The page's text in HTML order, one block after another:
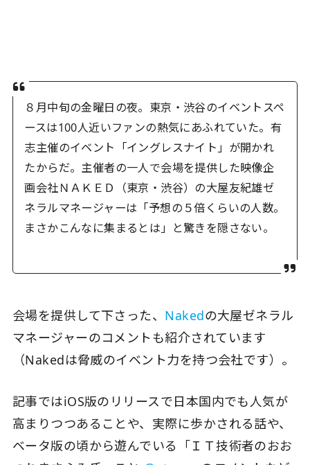
８月中旬の金曜日の夜。東京・渋谷のイベントスペ
ースは100人近いファンの熱気にあふれていた。有
志主催のイベント「イングレスナイト」が開かれ
たからだ。主催者の一人で会場を提供した映像企
画会社ＮＡＫＥＤ（東京・渋谷）の大屋友紀雄ゼ
ネラルマネージャーは「予想の５倍くらいの人数。
まさかこんなに集まるとは」と驚きを隠さない。
会場を提供して下さった、 Nakedの大屋ゼネラル
マネージャーのコメントも紹介されています
（Nakedは脅威のイベント力を持つ会社です）。
記事ではiOS版のリリースで日本国内でも人気が
高まりつつあることや、実際に歩かされる話や、
ベータ版の頃から遊んでいる「ＩＴ技術者のおお